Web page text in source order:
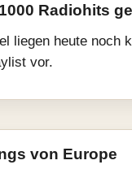
Radiohits
liegen heute noch
vor.
von Europe